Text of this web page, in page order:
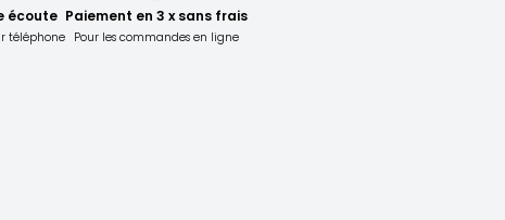
écoute
téléphone
Paiement en 3 x sans frais
Pour les commandes en ligne